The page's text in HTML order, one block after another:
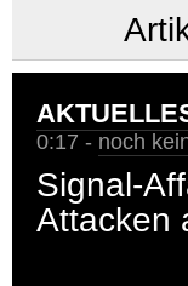
0:17 - noch
Signal-
Attacken